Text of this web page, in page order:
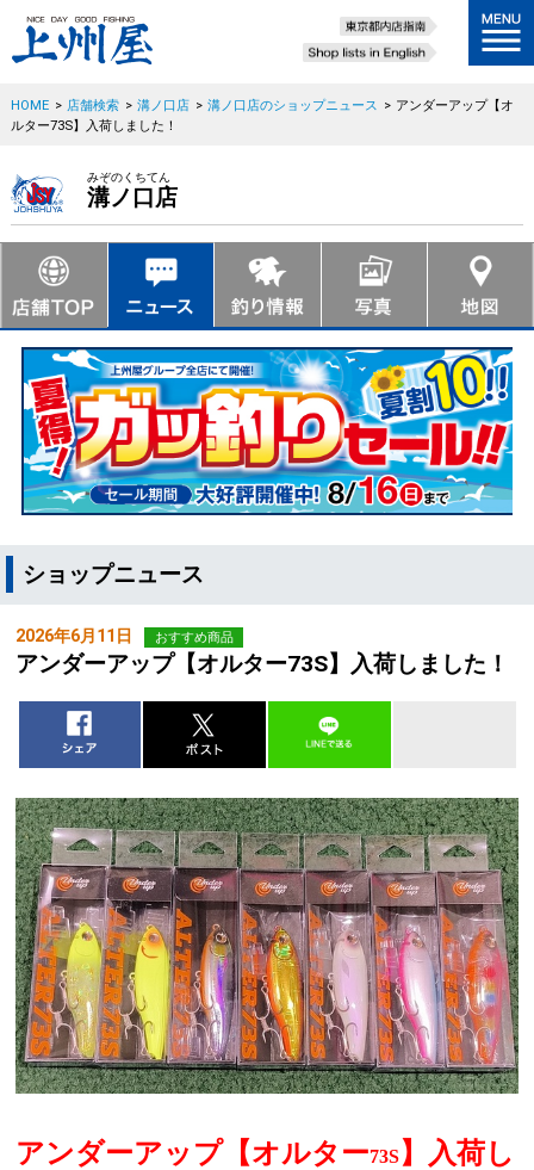
HOME > 店舗検索 > 溝ノ口店 > 溝ノ口店のショップニュース > アンダーアップ【オ
ルター73S】入荷しました！
みぞのくちてん
溝ノ口店
ショップニュース
2026年6月11日 おすすめ商品
アンダーアップ【オルター73S】入荷しました！
アンダーアップ【オルター73S 】入荷し